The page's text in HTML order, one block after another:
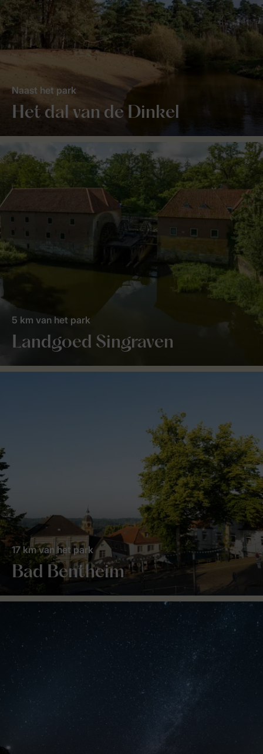
Het dal van de Dinkel
Naast het park
Landgoed Singraven
5 km van het park
Bad Bentheim
17 km van het park